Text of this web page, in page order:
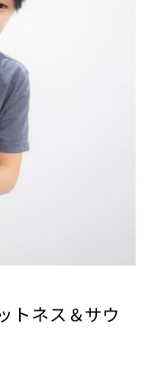
ン
み
悩み
み
み
トネス＆サウ